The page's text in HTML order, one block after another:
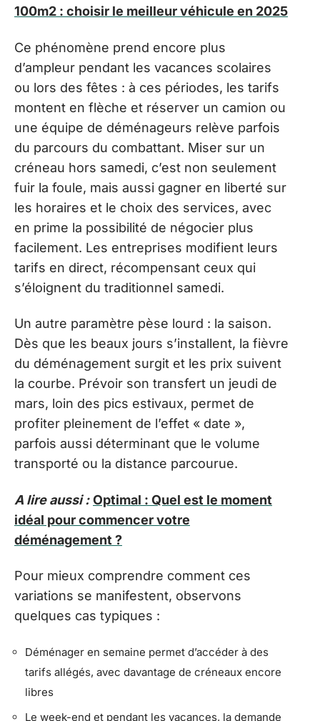
100m2 : choisir le meilleur véhicule en 2025
Ce phénomène prend encore plus
d’ampleur pendant les vacances scolaires
ou lors des fêtes : à ces périodes, les tarifs
montent en flèche et réserver un camion ou
une équipe de déménageurs relève parfois
du parcours du combattant. Miser sur un
créneau hors samedi, c’est non seulement
fuir la foule, mais aussi gagner en liberté sur
les horaires et le choix des services, avec
en prime la possibilité de négocier plus
facilement. Les entreprises modifient leurs
tarifs en direct, récompensant ceux qui
s’éloignent du traditionnel samedi.
Un autre paramètre pèse lourd : la saison.
Dès que les beaux jours s’installent, la fièvre
du déménagement surgit et les prix suivent
la courbe. Prévoir son transfert un jeudi de
mars, loin des pics estivaux, permet de
profiter pleinement de l’effet « date »,
parfois aussi déterminant que le volume
transporté ou la distance parcourue.
A lire aussi : Optimal : Quel est le moment
idéal pour commencer votre
déménagement ?
Pour mieux comprendre comment ces
variations se manifestent, observons
quelques cas typiques :
Déménager en semaine permet d’accéder à des
tarifs allégés, avec davantage de créneaux encore
libres
Le week-end et pendant les vacances, la demande